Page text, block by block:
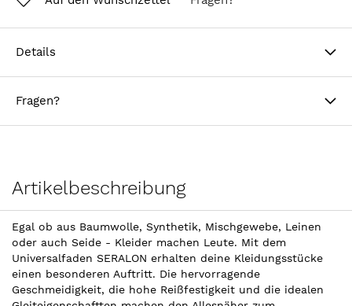
Details
Fragen?
Artikelbeschreibung
Egal ob aus Baumwolle, Synthetik, Mischgewebe, Leinen
oder auch Seide - Kleider machen Leute. Mit dem
Universalfaden SERALON erhalten deine Kleidungsstücke
einen besonderen Auftritt. Die hervorragende
Geschmeidigkeit, die hohe Reißfestigkeit und die idealen